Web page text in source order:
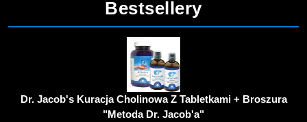
Bestsellery
Dr. Jacob's Kuracja Cholinowa Z Tabletkami + Broszura
"Metoda Dr. Jacob'a"